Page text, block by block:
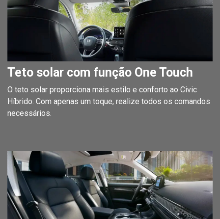
Teto solar com função One Touch
O teto solar proporciona mais estilo e conforto ao Civic
Híbrido. Com apenas um toque, realize todos os comandos
necessários.